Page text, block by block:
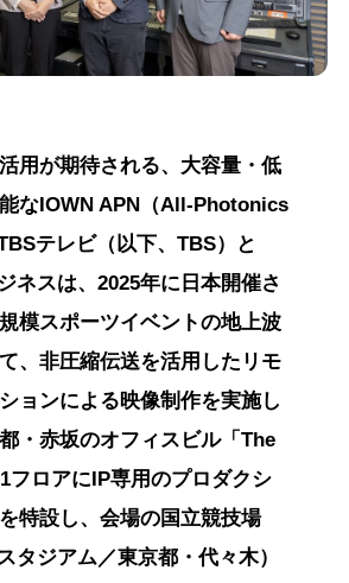
用が期待される、大容量・低
なIOWN APN（All-Photonics
テレビ（以下、TBS）と
ネスは、2025年に日本開催さ
模スポーツイベントの地上波
、非圧縮伝送を活用したリモ
ョンによる映像制作を実施し
・赤坂のオフィスビル「The
フロアにIP専用のプロダクシ
特設し、会場の国立競技場
タジアム／東京都・代々木）